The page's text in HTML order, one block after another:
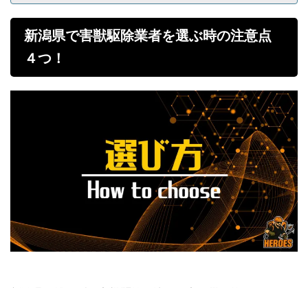
新潟県で害獣駆除業者を選ぶ時の注意点
４つ！